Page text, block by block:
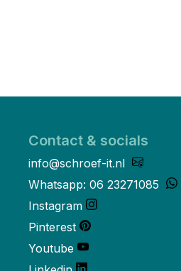
Contact & socials
info@schroef-it.nl
Whatsapp: 06 23271085
Instagram
Pinterest
Youtube